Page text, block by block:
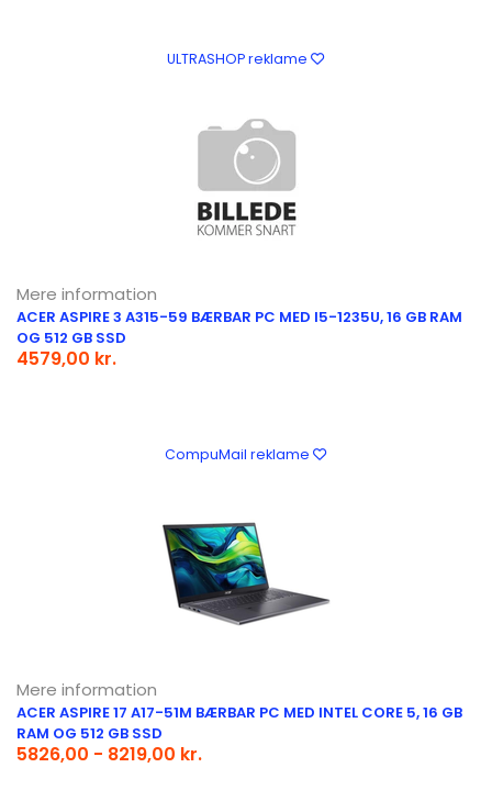
ULTRASHOP reklame
Mere information
ACER ASPIRE 3 A315-59 BÆRBAR PC MED I5-1235U, 16 GB RAM
OG 512 GB SSD
4579,00 kr.
CompuMail reklame
Mere information
ACER ASPIRE 17 A17-51M BÆRBAR PC MED INTEL CORE 5, 16 GB
RAM OG 512 GB SSD
5826,00 - 8219,00 kr.